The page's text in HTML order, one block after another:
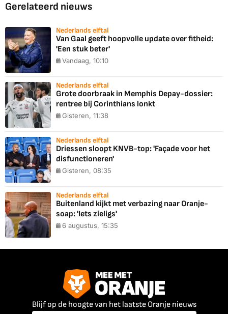
Gerelateerd nieuws
Nederlands elftal
Van Gaal geeft hoopvolle update over fitheid:
'Een stuk beter'
Vandaag, 10:10
Nederlands elftal
Grote doorbraak in Memphis Depay-dossier:
rentree bij Corinthians lonkt
Gisteren, 11:38
Nederlands elftal
Driessen sloopt KNVB-top: 'Façade voor het
disfunctioneren'
Gisteren, 08:35
Nederlands elftal
Buitenland kijkt met verbazing naar Oranje-
soap: 'Iets zieligs'
6 augustus, 15:35
Blijf op de hoogte van het laatste Oranje nieuws